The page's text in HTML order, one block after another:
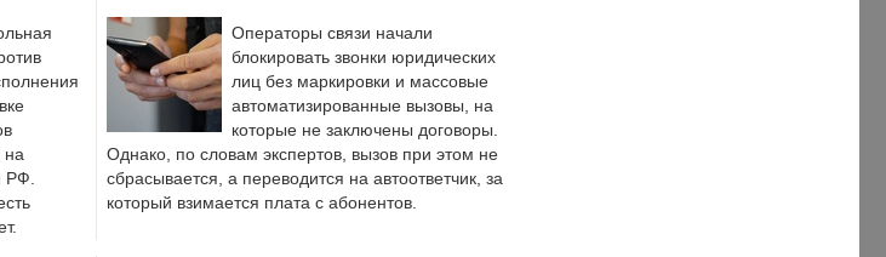
на
РФ.
Операторы связи начали
блокировать звонки юридических
лиц без маркировки и массовые
автоматизированные вызовы, на
которые не заключены договоры.
Однако, по словам экспертов, вызов при этом не
сбрасывается, а переводится на автоответчик, за
который взимается плата с абонентов.